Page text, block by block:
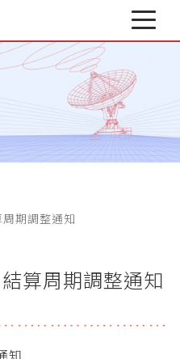
息
專區
期調整通知
算周期調整通知
知